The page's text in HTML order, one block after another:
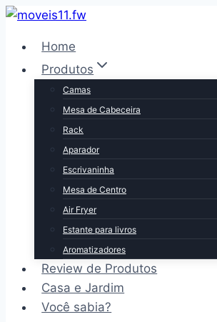
Pular
Conteúdo
Home
Produtos
Camas
Mesa de Cabeceira
Rack
Aparador
Escrivaninha
Mesa de Centro
Air Fryer
Estante para livros
Aromatizadores
Review de Produtos
Casa e Jardim
Você sabia?